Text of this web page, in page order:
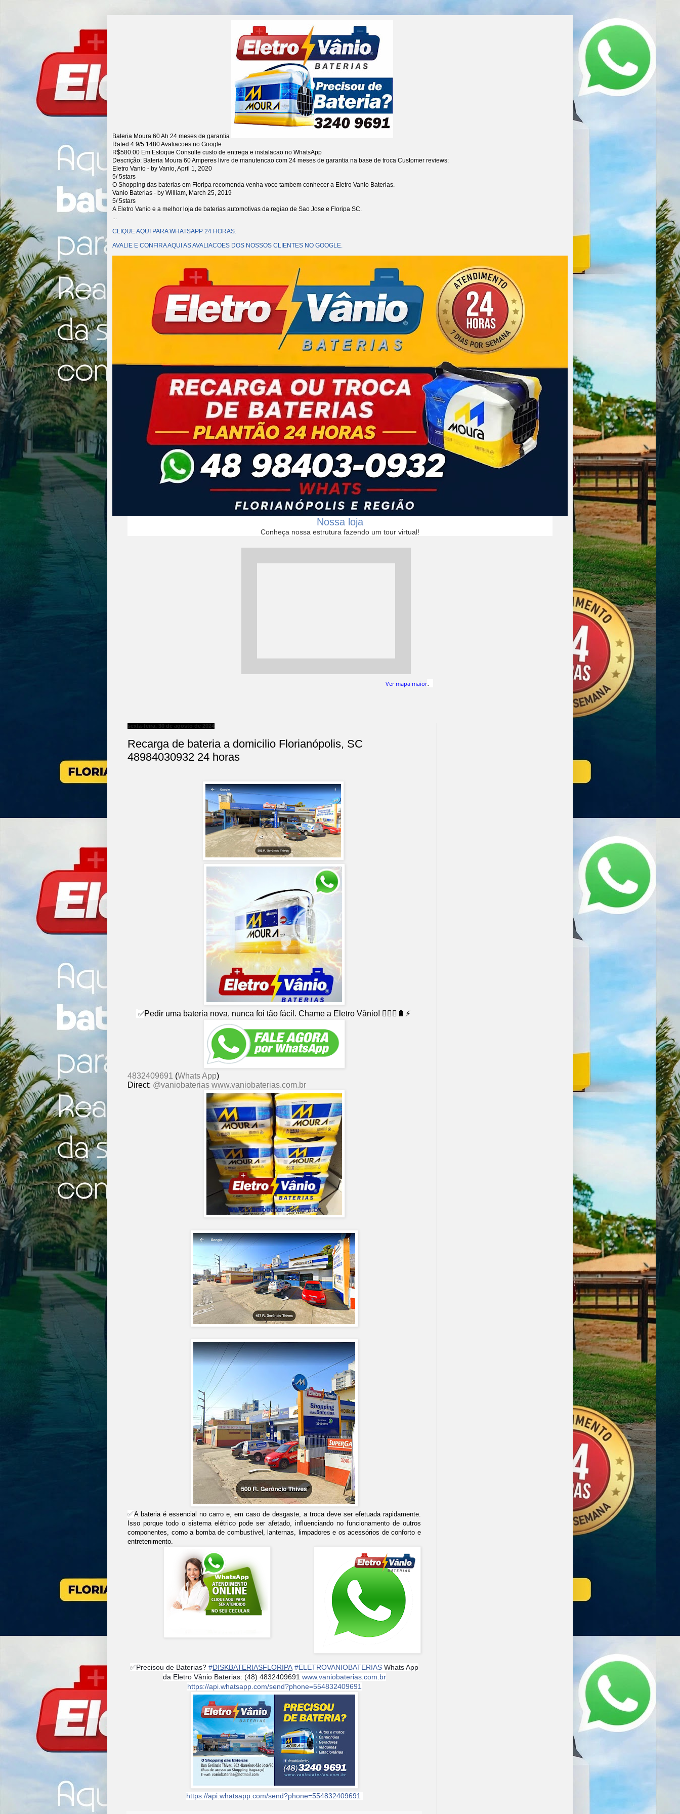
Bateria Moura 60 Ah 24 meses de garantia
Rated 4.9/5 1480Avaliacoes no Google
R$580.00 Em Estoque Consulte custo de entrega e instalacao no WhatsApp
Descrição: Bateria Moura 60 Amperes livre de manutencao com 24 meses de garantia na base de troca Customer reviews:
Eletro Vanio - by Vanio,April 1, 2020
5/5stars
O Shopping das baterias em Floripa recomenda venha voce tambem conhecer a Eletro Vanio Baterias.
Vanio Baterias - by William, March 25, 2019
5/5stars
A Eletro Vanio e a melhor loja de baterias automotivas da regiao de Sao Jose e Floripa SC.
...
CLIQUE AQUI PARA WHATSAPP 24 HORAS.
AVALIE E CONFIRA AQUI AS AVALIACOES DOS NOSSOS CLIENTES NO GOOGLE.
Nossa loja
Conheça nossa estrutura fazendo um tour virtual!
Ver mapa maior.
sexta-feira, 30 de agosto de 2024
Recarga de bateria a domicilio Florianópolis, SC
48984030932 24 horas
✅Pedir uma bateria nova, nunca foi tão fácil. Chame a Eletro Vânio! 👨🏻‍⚕🔋⚡
4832409691 (Whats App)
Direct: @vaniobaterias www.vaniobaterias.com.br
✅A bateria é essencial no carro e, em caso de desgaste, a troca deve ser efetuada rapidamente.
Isso porque todo o sistema elétrico pode ser afetado, influenciando no funcionamento de outros
componentes, como a bomba de combustível, lanternas, limpadores e os acessórios de conforto e
entretenimento.
✅Precisou de Baterias? #DISKBATERIASFLORIPA #ELETROVANIOBATERIAS Whats App
da Eletro Vânio Baterias: (48) 4832409691 www.vaniobaterias.com.br
https://api.whatsapp.com/send?phone=554832409691
https://api.whatsapp.com/send?phone=554832409691